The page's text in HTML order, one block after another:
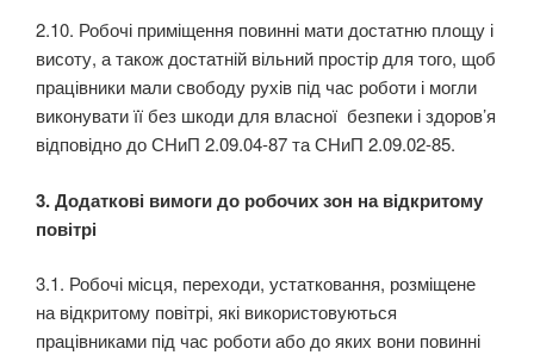
2.10. Робочі приміщення повинні мати достатню площу і
висоту, а також достатній вільний простір для того, щоб
працівники мали свободу рухів під час роботи і могли
виконувати її без шкоди для власної безпеки і здоров’я
відповідно до СНиП 2.09.04-87 та СНиП 2.09.02-85.
3. Додаткові вимоги до робочихзон на відкритому
повітрі
3.1. Робочі місця, переходи, устатковання, розміщене
на відкритому повітрі, які використову­ються
працівниками під час роботи або до яких вони повинні